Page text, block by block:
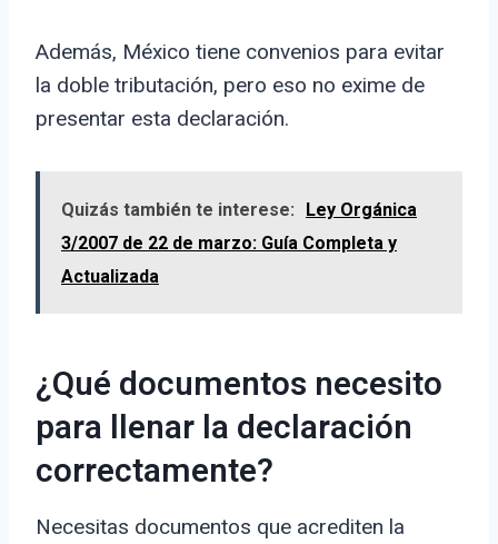
Además, México tiene convenios para evitar
la doble tributación, pero eso no exime de
presentar esta declaración.
Quizás también te interese:
Ley Orgánica
3/2007 de 22 de marzo: Guía Completa y
Actualizada
¿Qué documentos necesito
para llenar la declaración
correctamente?
Necesitas documentos que acrediten la